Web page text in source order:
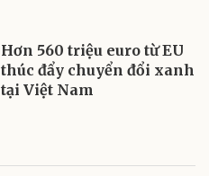
Hơn 560 triệu euro từ EU
thúc đẩy chuyển đổi xanh
tại Việt Nam